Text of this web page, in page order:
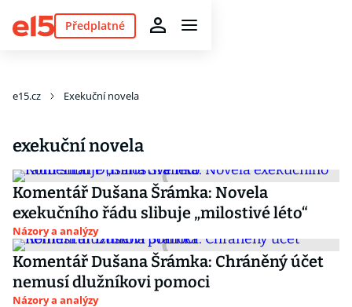
Předplatné
e15.cz Exekuční novela
exekuční novela
Komentář Dušana Šrámka: Novela
exekučního řádu slibuje „milostivé léto“
Názory a analýzy
Komentář Dušana Šrámka: Chráněný účet
nemusí dlužníkovi pomoci
Názory a analýzy